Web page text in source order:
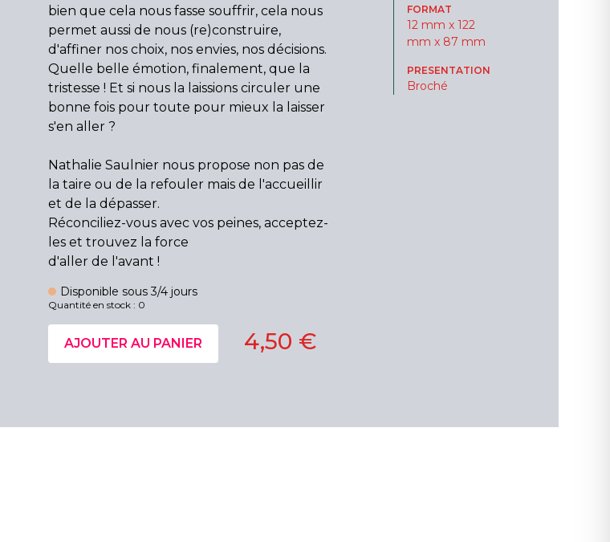
bien que cela nous fasse souffrir, cela nous
permet aussi de nous (re)construire,
d'affiner nos choix, nos envies, nos décisions.
Quelle belle émotion, finalement, que la
tristesse ! Et si nous la laissions circuler une
bonne fois pour toute pour mieux la laisser
s'en aller ?
Nathalie Saulnier nous propose non pas de
la taire ou de la refouler mais de l'accueillir
et de la dépasser.
Réconciliez-vous avec vos peines, acceptez-
les et trouvez la force
d'aller de l'avant !
Disponible sous 3/4 jours
Quantité en stock : 0
FORMAT
12 mm x 122
mm x 87 mm
PRESENTATION
Broché
4,50 €
AJOUTER AU PANIER